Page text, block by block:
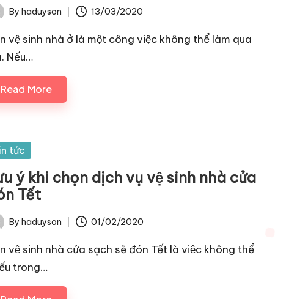
By haduyson 13/03/2020
vệ sinh nhà ở là một công việc không thể làm qua
Nếu…
Read More
tức
ý khi chọn dịch vụ vệ sinh nhà cửa
Tết
By haduyson 01/02/2020
vệ sinh nhà cửa sạch sẽ đón Tết là việc không thể
trong…